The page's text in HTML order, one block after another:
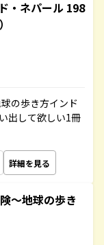
・ネパール 198
の歩き方インド
出して欲しい1冊
詳細を見る
～地球の歩き